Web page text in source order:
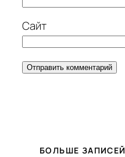
Сайт
БОЛЬШЕ ЗАПИСЕЙ